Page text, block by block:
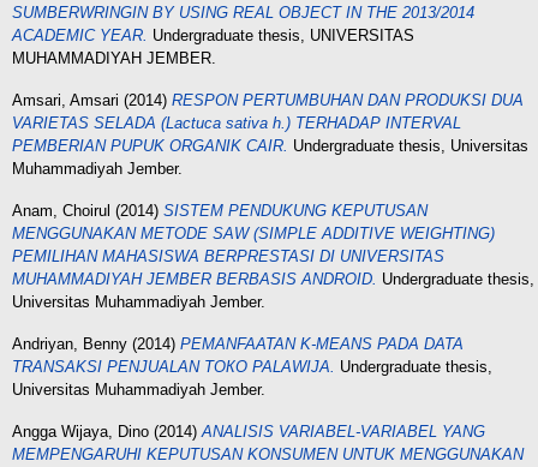
SUMBERWRINGIN BY USING REAL OBJECT IN TНЕ 2013/2014
ACADEMIC YEAR. Undergraduate thesis, UNIVERSITAS
MUHAMMADIYAH JEMBER.
Amsari, Amsari (2014) RESPON PERTUMBUHAN DAN PRODUKSI DUA
VARIETAS SELADA (Lactuca sativa h.) TERHADAP INTERVAL
PEMBERIAN PUPUK ORGANIK CAIR. Undergraduate thesis, Universitas
Muhammadiyah Jember.
Anam, Choirul (2014) SISTEM PENDUKUNG KEPUTUSAN
MENGGUNAKAN METODE SAW (SIMPLE ADDITIVE WEIGHTING)
PEMILIHAN MAHASISWA BERPRESTASI DI UNIVERSITAS
MUHAMMADIYAН JEMBER BERBASIS ANDROID. Undergraduate thesis,
Universitas Muhammadiyah Jember.
Andriyan, Benny (2014) PEMANFAATAN K-MEANS PADA DATA
TRANSAKSI PENJUALAN TОКО РАLAWIJА. Undergraduate thesis,
Universitas Muhammadiyah Jember.
Angga Wijaya, Dino (2014)ANALISIS VARIABEL-VARIABEL YANG
MEMPENGARUHI KEPUTUSAN KONSUMEN UNTUK MENGGUNAKAN